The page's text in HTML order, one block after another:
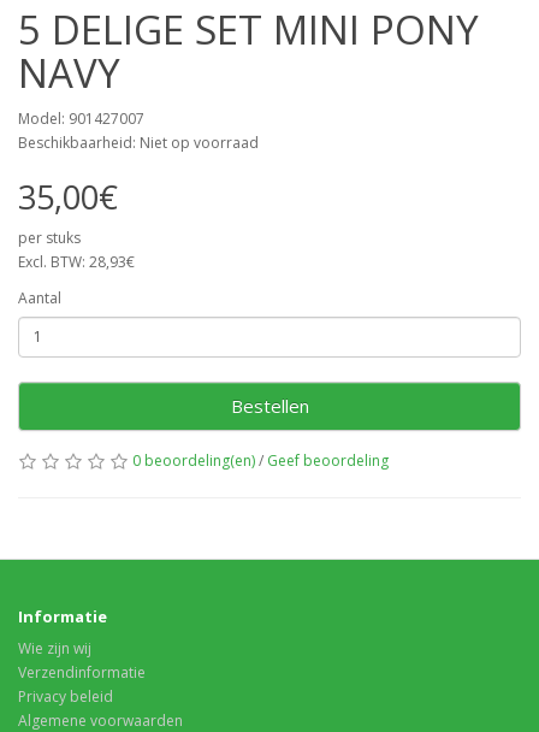
5 DELIGE SET MINI PONY
NAVY
Model: 901427007
Beschikbaarheid: Niet op voorraad
35,00€
per stuks
Excl. BTW: 28,93€
Aantal
Bestellen
0 beoordeling(en)/ Geef beoordeling
Informatie
Wie zijn wij
Verzendinformatie
Privacy beleid
Algemene voorwaarden